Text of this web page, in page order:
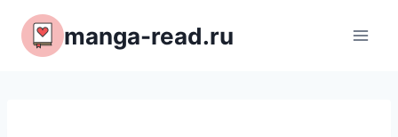
Перейти
содержимому
manga-read.ru